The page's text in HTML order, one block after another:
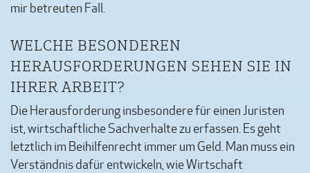
mir betreuten Fall.
WELCHE BESONDEREN
HERAUSFORDERUNGEN SEHEN SIE IN
IHRER ARBEIT?
Die Herausforderung insbesondere für einen Juristen
ist, wirtschaftliche Sachverhalte zu erfassen. Es geht
letztlich im Beihilfenrecht immer um Geld. Man muss ein
Verständnis dafür entwickeln, wie Wirtschaft